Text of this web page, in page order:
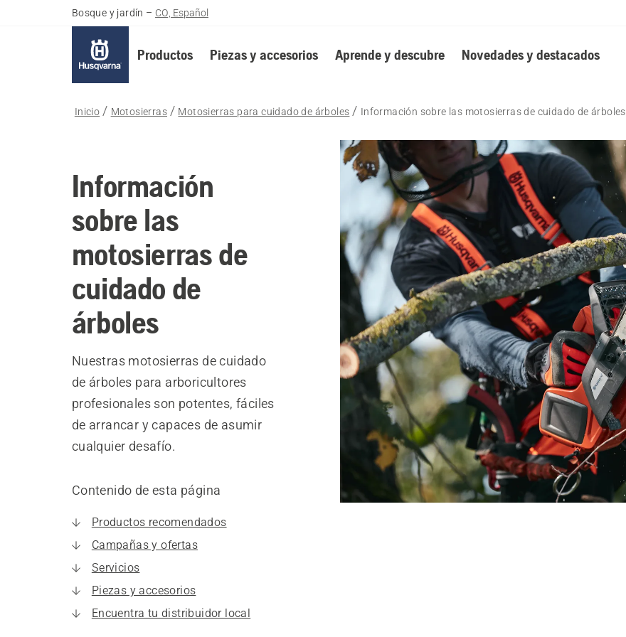
Bosque y jardín – CO, Español
Productos Piezas y accesorios Aprende y descubre Novedades y destacados
Inicio Motosierras Motosierras para cuidado de árboles Información sobre las motosierras de cuidado de árboles
Información
sobre las
motosierras de
cuidado de
árboles
Nuestras motosierras de cuidado
de árboles para arboricultores
profesionales son potentes, fáciles
de arrancar y capaces de asumir
cualquier desafío.
Contenido de esta página
Productos recomendados
Campañas y ofertas
Servicios
Piezas y accesorios
Encuentra tu distribuidor local